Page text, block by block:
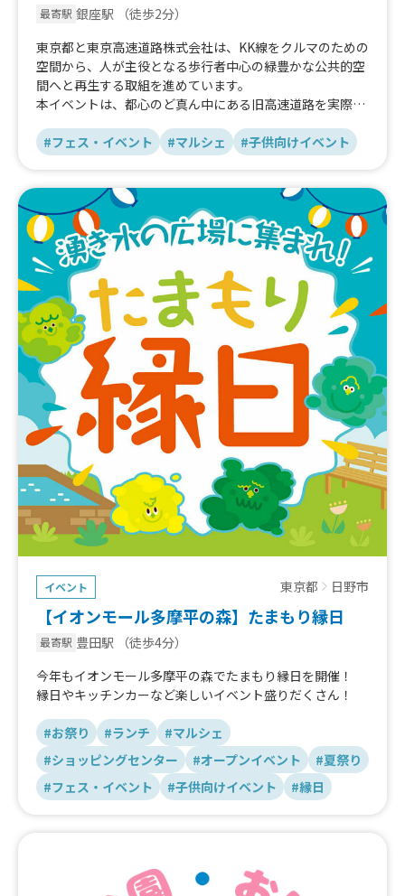
最寄駅 銀座駅
（徒歩2分）
東京都と東京高速道路株式会社は、KK線をクルマのための
空間から、人が主役となる歩行者中心の緑豊かな公共的空
間へと再生する取組を進めています。
本イベントは、都心のど真ん中にある旧高速道路を実際に
ら、未来のKK線の在り方をみんなで考える、2日間限定の
イベントです。
アクティビティ、ライブ、子ども向けの遊び場や路上お絵
描き、キッチンカーやマルシェまで、多彩なプログラムを
お楽しみいただけます。
#フェス・イベント #マルシェ #子供向けイベント
イベント 東京都 日野市
【イオンモール多摩平の森】たまもり縁日
最寄駅 豊田駅
（徒歩4分）
今年もイオンモール多摩平の森でたまもり縁日を開催！
縁日やキッチンカーなど楽しいイベント盛りだくさん！
#お祭り #ランチ
#マルシェ
#ショッピングセンター
#オープンイベント
#夏祭り
#フェス・イベント
#子供向けイベント #縁日